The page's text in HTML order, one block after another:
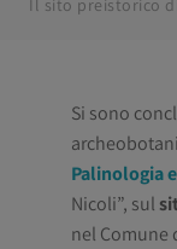
Si sono
Palinologia
Nicoli”, sul
nel Comune